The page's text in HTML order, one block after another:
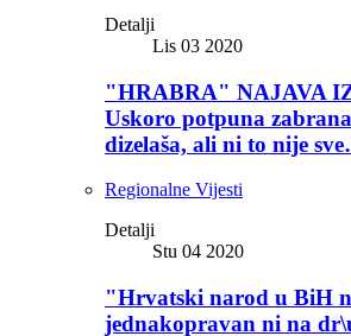
Detalji
Lis 03 2020
"HRABRA" NAJAVA
Uskoro potpuna
dizelaša, ali ni to nije
Regionalne Vijesti
Detalji
Stu 04 2020
"Hrvatski narod u BiH
jednakopravan ni na